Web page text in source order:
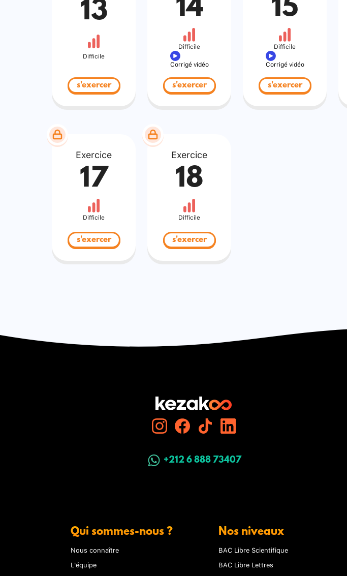
13
Difficile
s'exercer
14
Difficile
Corrigé vidéo
s'exercer
15
Difficile
Corrigé vidéo
s'exercer
Exercice
17
Difficile
s'exercer
Exercice
18
Difficile
s'exercer
+212 6 888 73407
Qui sommes-nous ?
Nous connaître
L'équipe
Nos niveaux
BAC Libre Scientifique
BAC Libre Lettres